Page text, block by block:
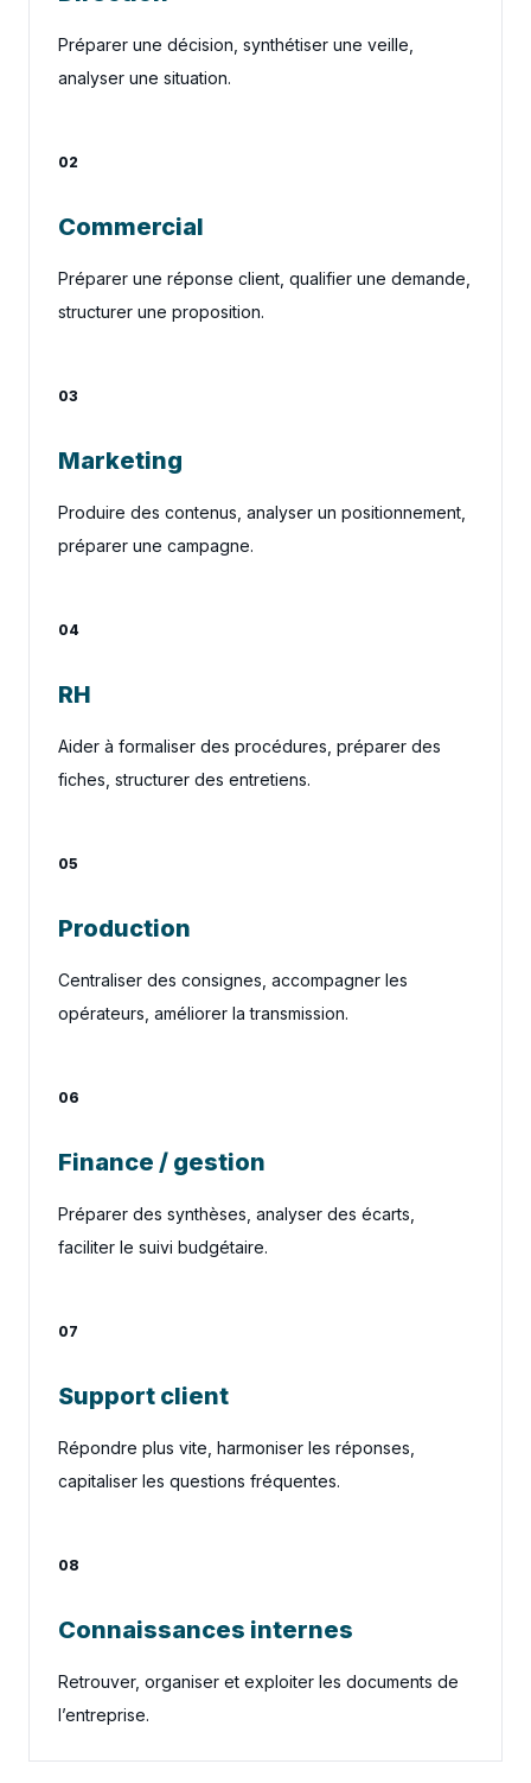
Préparer une décision, synthétiser une veille,
analyser une situation.
02
Commercial
Préparer une réponse client, qualifier une demande,
structurer une proposition.
03
Marketing
Produire des contenus, analyser un positionnement,
préparer une campagne.
04
RH
Aider à formaliser des procédures, préparer des
fiches, structurer des entretiens.
05
Production
Centraliser des consignes, accompagner les
opérateurs, améliorer la transmission.
06
Finance / gestion
Préparer des synthèses, analyser des écarts,
faciliter le suivi budgétaire.
07
Support client
Répondre plus vite, harmoniser les réponses,
capitaliser les questions fréquentes.
08
Connaissances internes
Retrouver, organiser et exploiter les documents de
l’entreprise.